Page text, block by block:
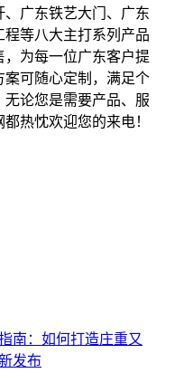
广东铁艺大门、广东
等八大主打系列产品
为每一位广东客户提
可随心定制，满足个
论您是需要产品、服
热忱欢迎您的来电！
南：如何打造庄重又